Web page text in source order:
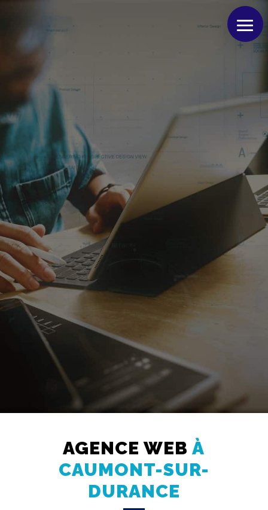
Création
Web
Réseaux
sociaux
Audit
AGENCE WEBÀ
CAUMONT-SUR-
DURANCE